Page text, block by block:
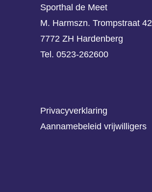
Sporthal de Meet
M. Harmszn. Trompstraat 42
7772 ZH Hardenberg
Tel. 0523-262600
Privacyverklaring
Aannamebeleid vrijwilligers